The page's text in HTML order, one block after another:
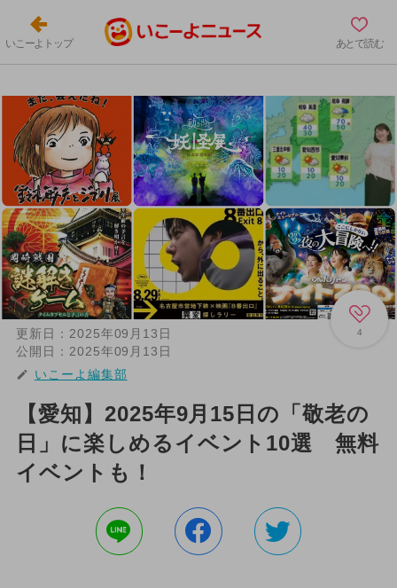
いこーよトップ あとで読む
4
更新日： 2025年09月13日
公開日： 2025年09月13日
いこーよ編集部
【愛知】2025年9月15日の「敬老の
日」に楽しめるイベント10選 無料
イベントも！